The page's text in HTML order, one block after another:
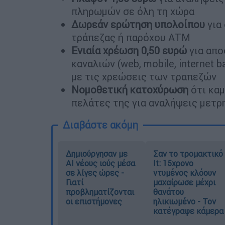
πληρωμών σε όλη τη χώρα
Δωρεάν ερώτηση υπολοίπου
τράπεζας ή παρόχου ΑΤΜ
Ενιαία χρέωση 0,50 ευρώ για
καναλιών (web, mobile, internet
με τις χρεώσεις των τραπεζών
Νομοθετική κατοχύρωση ότι
πελάτες της για αναλήψεις
Διαβάστε ακόμη
Δημιούργησαν με
AI νέους ιούς μέσα
σε λίγες ώρες -
Γιατί
προβληματίζονται
οι επιστήμονες
Σαν το τρομακτικό
It: 15χρονο
ντυμένος κλόουν
μαχαίρωσε μέχρι
θανάτου
ηλικιωμένο - Τον
κατέγραψε κάμερα